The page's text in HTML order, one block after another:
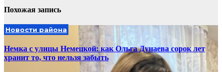
Похожая запись
Новости района
Немка с улицы Немецкой: как Ольга Дунаева сорок лет
хранит то, что нельзя забыть